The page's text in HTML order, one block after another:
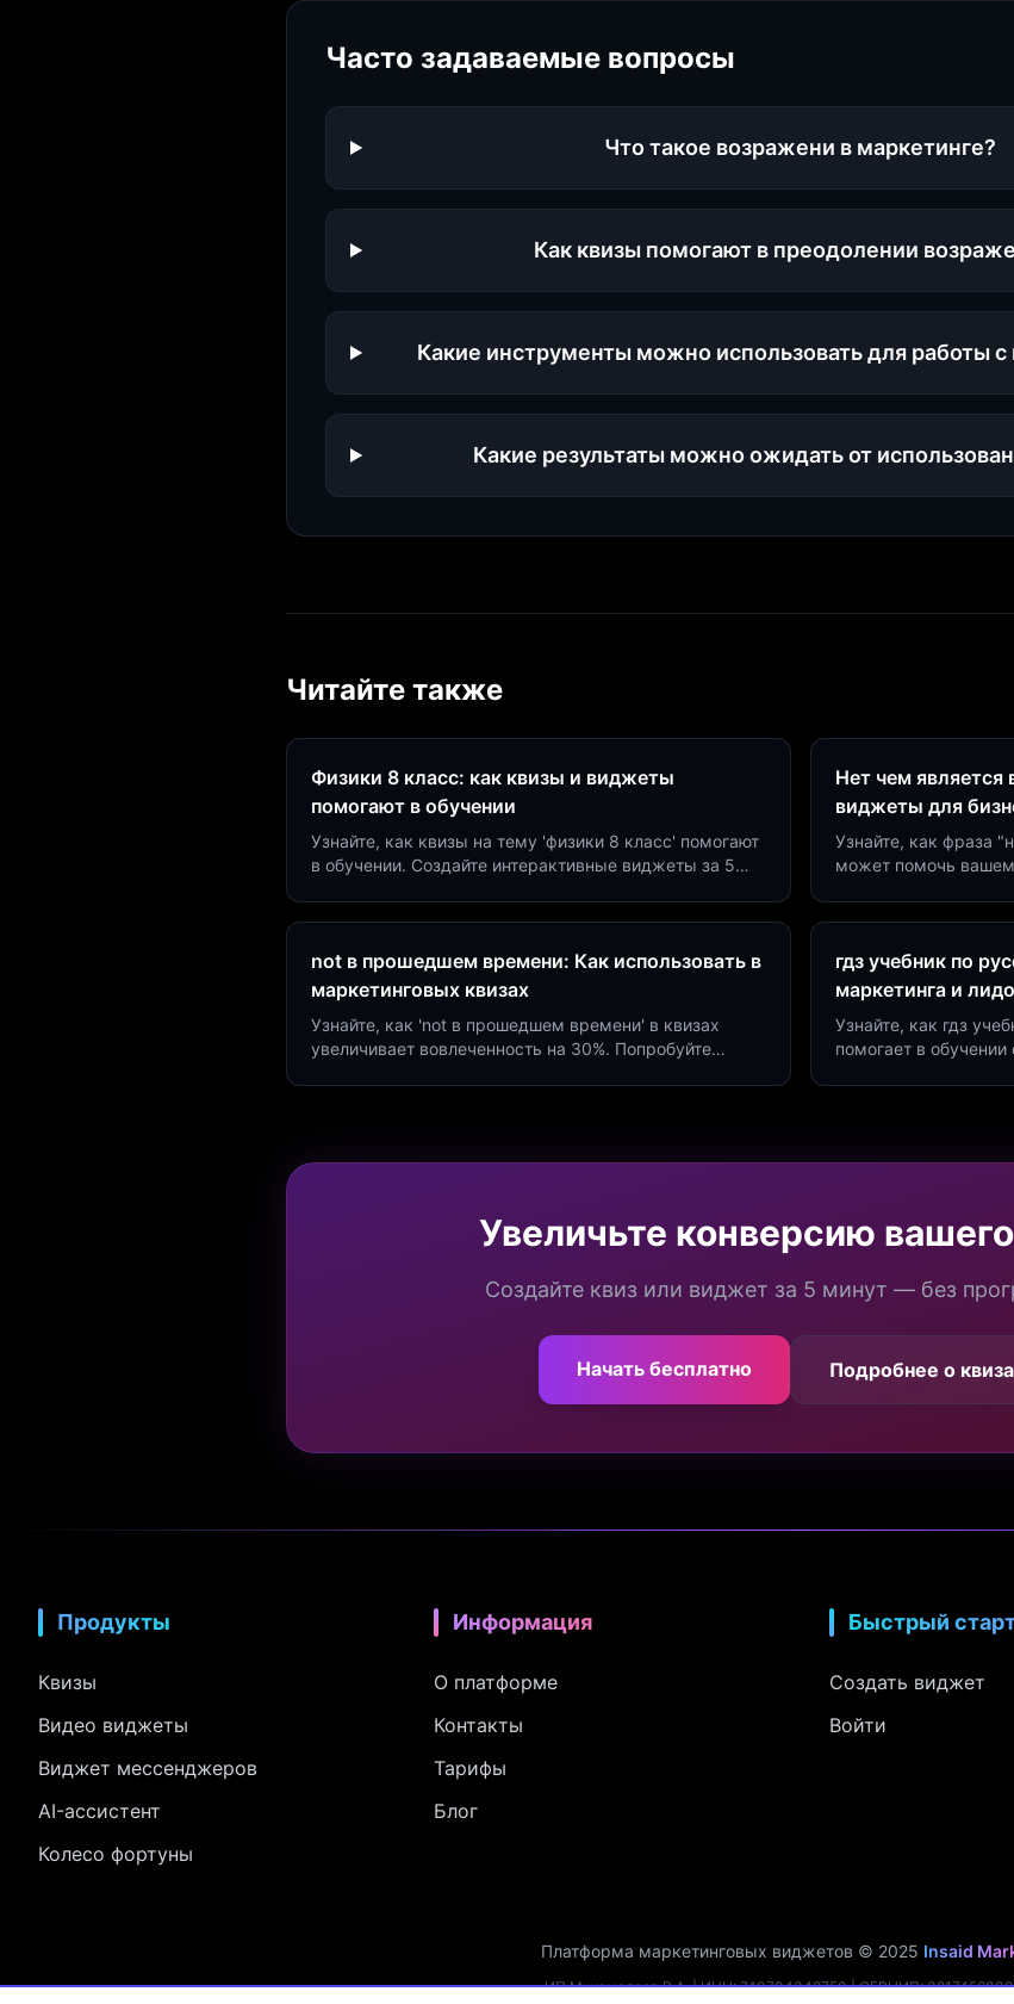
Часто задаваемые вопросы
Что такое возражени в маркетинге?
Как квизы помогают в преодолении
Какие инструменты можно использовать для работы
Какие результаты можно ожидать от
Читайте также
Физики 8 класс: как квизы и виджеты
помогают в обучении
Узнайте, как квизы на тему 'физики 8 класс' помогают
в обучении. Создайте интерактивные виджеты за 5
Нет чем
виджеты для
Узнайте, как фраза
может помочь
not в прошедшем времени: Как использовать в
маркетинговых квизах
Узнайте, как 'not в прошедшем времени' в квизах
увеличивает вовлеченность на 30%. Попробуйте
гдз учебник по
маркетинга и
Узнайте, как гдз
помогает в
Увеличьте конверсию
Создайте квиз или виджет за 5 минут — без
Начать бесплатно Подробнее о
Продукты
Квизы
Видео виджеты
Виджет мессенджеров
AI-ассистент
Колесо фортуны
Информация
О платформе
Контакты
Тарифы
Блог
Быстрый
Создать виджет
Войти
Платформа маркетинговых виджетов © 2025 Insaid
ИП Мухамадеев Р.А. | ИНН: 740704342750 | ОГРНИП: